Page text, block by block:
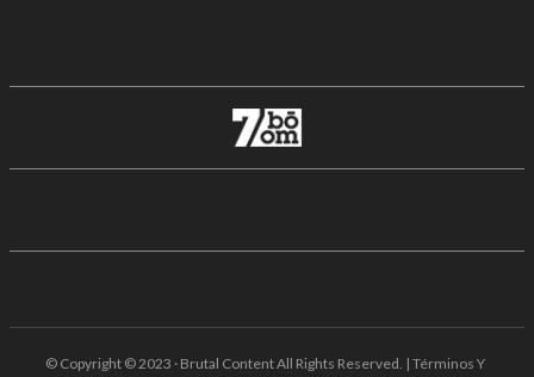
© Copyright © 2023 · Brutal Content All Rights Reserved. | Términos Y